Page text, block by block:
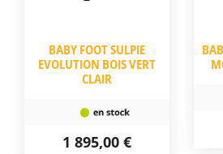
BABY FOOT SULPIE
EVOLUTION BOIS VERT
CLAIR
1 895,00 €